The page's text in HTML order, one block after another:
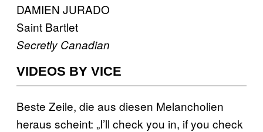
DAMIEN JURADO
Saint Bartlet
Secretly Canadian
VIDEOS BY VICE
Beste Zeile, die aus diesen Melancholien
heraus scheint: „I’ll check you in, if you check